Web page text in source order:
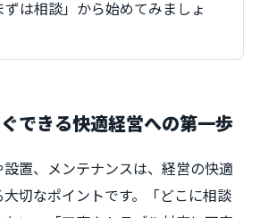
は相談」から始めてみましょ
できる快適経営への第一歩
置、メンテナンスは、経営の快適
切なポイントです。「どこに相談